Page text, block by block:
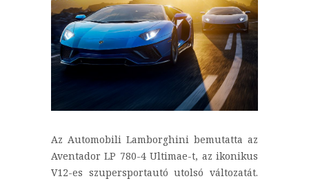
Az Automobili Lamborghini bemutatta az
Aventador LP 780-4 Ultimae-t, az ikonikus
V12-es szupersportautó utolsó változatát.